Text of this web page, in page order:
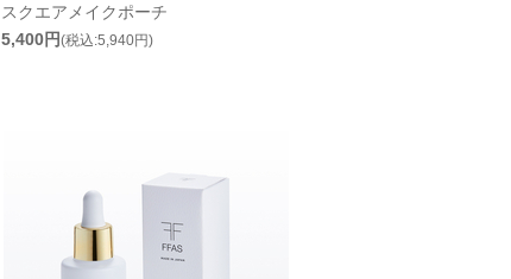
スクエアメイクポーチ
5,400円(税込:5,940円)